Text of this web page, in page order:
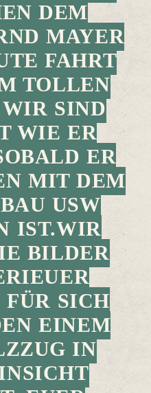
DEM
MAYER
FAHRT
TOLLEN
SIND
WIE ER
ER
MIT DEM K
USW V
D
BILDER D
S
SICH U
EINEM L
IN J
G